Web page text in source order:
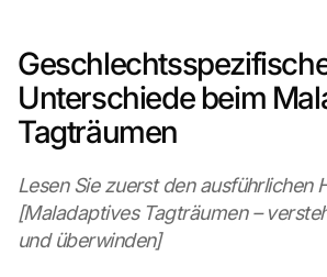
Unterschiede beim
Tagträumen
Lesen Sie zuerst den ausführlichen
[Maladaptives Tagträumen –
und überwinden]